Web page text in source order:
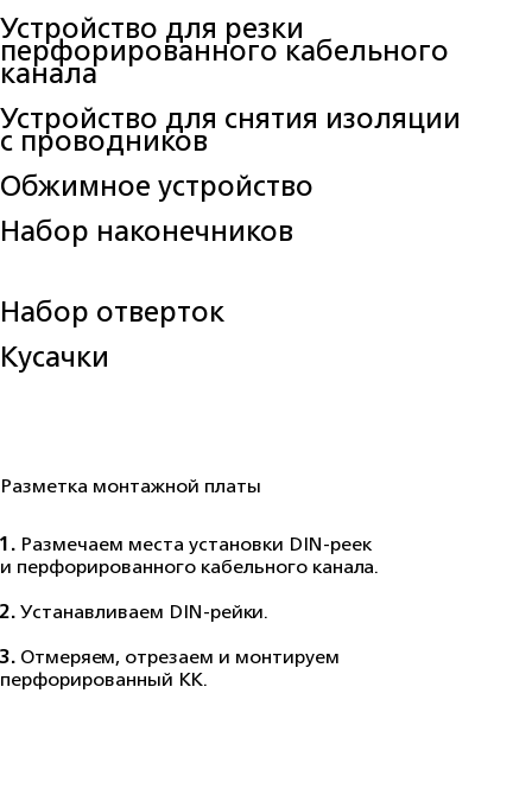
Устройство для резки
перфорированного кабельного
канала
Устройство для снятия изоляции
с проводников
Обжимное устройство
Набор наконечников
Набор отверток
Кусачки
Разметка монтажной платы
1. Размечаем места установки DIN-реек
и перфорированного кабельного канала.
2.Устанавливаем DIN-рейки.
3.Отмеряем, отрезаем и монтируем
перфорированный КК.